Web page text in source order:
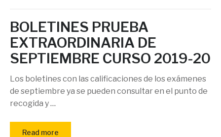
BOLETINES PRUEBA
EXTRAORDINARIA DE
SEPTIEMBRE CURSO 2019-20
Los boletines con las calificaciones de los exámenes
de septiembre ya se pueden consultar en el punto de
recogida y…
Read more